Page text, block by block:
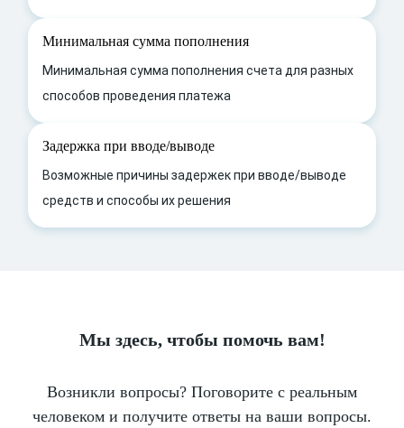
Минимальная сумма пополнения
Минимальная сумма пополнения счета для разных
способов проведения платежа
Задержка при вводе/выводе
Возможные причины задержек при вводе/выводе
средств и способы их решения
Мы здесь, чтобы помочь вам!
Возникли вопросы? Поговорите с реальным
человеком и получите ответы на ваши вопросы.